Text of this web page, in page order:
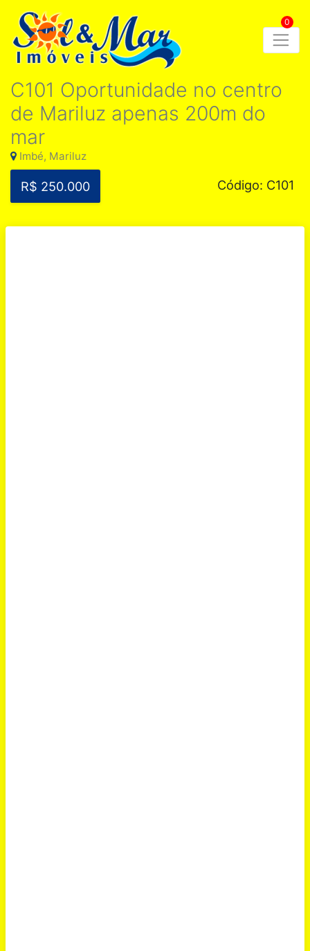
0
C101 Oportunidade no centro
de Mariluz apenas 200m do
mar
Imbé, Mariluz
Código: C101
R$ 250.000